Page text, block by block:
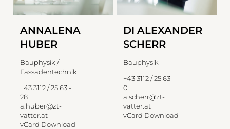
ANNALENA
HUBER
Bauphysik /
Fassadentechnik
+43 3112 / 25 63 -
28
a.huber@zt-
vatter.at
vCard Download
DI ALEXANDER
SCHERR
Bauphysik
+43 3112 / 25 63 -
0
a.scherr@zt-
vatter.at
vCard Download